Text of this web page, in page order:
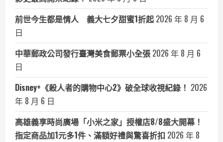
前世今生都是情人 義大七夕甜蜜1折起 2026 年 8 月 6
日
中華郵政公司發行臺灣美食郵票小全張 2026 年 8 月 6
日
Disney+《殺人者的購物中心2》破全球收視紀錄！ 2026
年 8 月 6 日
高雄義享時尚廣場「小米之家」授權店8/8盛大開幕！
指定商品加1元多1件、滿額好禮與驚喜折扣 2026 年 8